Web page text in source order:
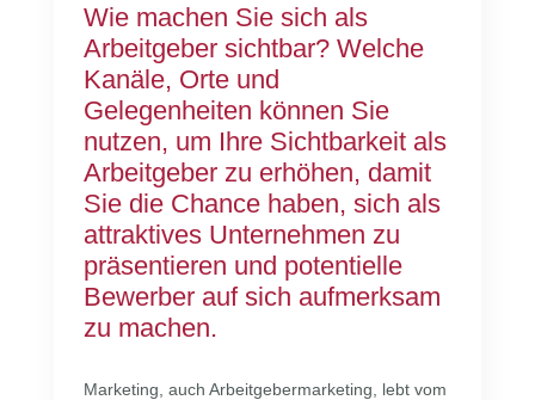
Wie machen Sie sich als
Arbeitgeber sichtbar? Welche
Kanäle, Orte und
Gelegenheiten können Sie
nutzen, um Ihre Sichtbarkeit als
Arbeitgeber zu erhöhen, damit
Sie die Chance haben, sich als
attraktives Unternehmen zu
präsentieren und potentielle
Bewerber auf sich aufmerksam
zu machen.
Marketing, auch Arbeitgebermarketing, lebt vom